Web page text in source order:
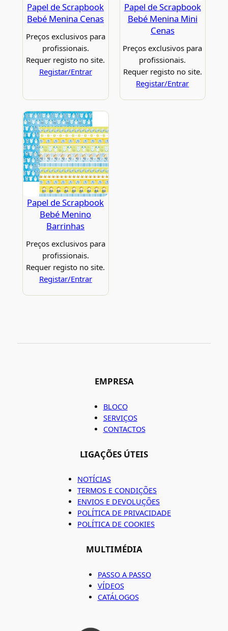
Papel de Scrapbook
Bebé Menina Cenas
Preços exclusivos para
profissionais.
Requer registo no site.
Registar/Entrar
Papel de Scrapbook
Bebé Menina Mini
Cenas
Preços exclusivos para
profissionais.
Requer registo no site.
Registar/Entrar
Papel de Scrapbook
Bebé Menino
Barrinhas
Preços exclusivos para
profissionais.
Requer registo no site.
Registar/Entrar
EMPRESA
BLOCO
SERVIÇOS
CONTACTOS
LIGAÇÕES ÚTEIS
NOTÍCIAS
TERMOS E CONDIÇÕES
ENVIOS E DEVOLUÇÕES
POLÍTICA DE PRIVACIDADE
POLÍTICA DE COOKIES
MULTIMÉDIA
PASSO A PASSO
VÍDEOS
CATÁLOGOS